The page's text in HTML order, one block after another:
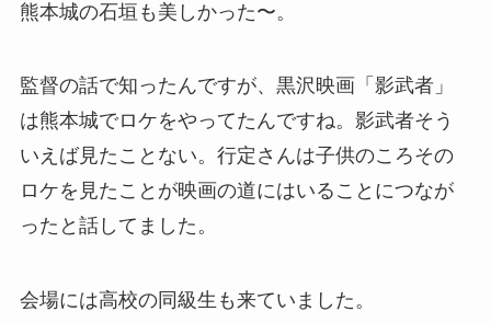
熊本城の石垣も美しかった〜。
監督の話で知ったんですが、黒沢映画「影武者」
は熊本城でロケをやってたんですね。影武者そう
いえば見たことない。行定さんは子供のころその
ロケを見たことが映画の道にはいることにつなが
ったと話してました。
会場には高校の同級生も来ていました。